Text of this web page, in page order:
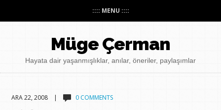
:::: MENU ::::
Müge Çerman
Hayata dair yaşanmışlıklar, anılar, öneriler, paylaşımlar
ARA 22, 2008 | 0 COMMENTS